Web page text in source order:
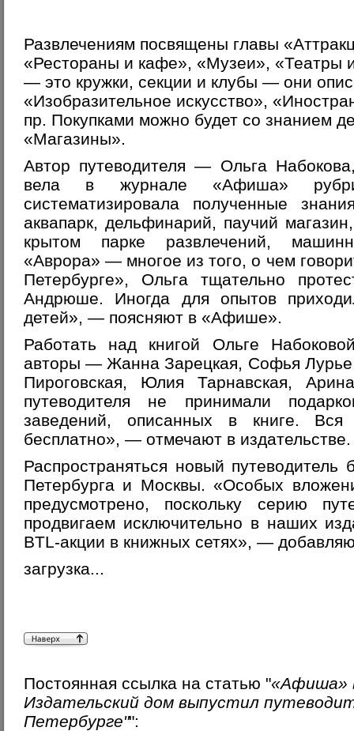
Развлечениям посвящены главы
«Рестораны и кафе», «Музеи», «Театры
— это кружки, секции и клубы — они
«Изобразительное искусство»,
пр. Покупками можно будет со знанием
«Магазины».
Автор путеводителя — Ольга
вела в журнале «Афиша»
систематизировала полученные
аквапарк, дельфинарий, паучий
крытом парке развлечений,
«Аврора» — многое из того, о чем
Петербурге», Ольга тщательно
Андрюше. Иногда для опытов
детей», — поясняют в «Афише».
Работать над книгой Ольге
авторы — Жанна Зарецкая, Софья
Пироговская, Юлия Тарнавская,
путеводителя не принимали
заведений, описанных в книге. Вся
бесплатно», — отмечают в издательстве.
Распространяться новый путеводитель
Петербурга и Москвы. «Особых
предусмотрено, поскольку серию
продвигаем исключительно в наших
BTL-акции в книжных сетях», —
загрузка...
Постоянная ссылка на статью "«Афиша»
Издательский дом выпустил
Петербурге"":